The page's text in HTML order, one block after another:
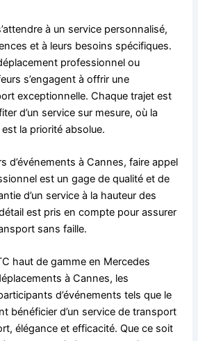
à un service personnalisé,
et à leurs besoins spécifiques.
professionnel ou
s’engagent à offrir une
exceptionnelle. Chaque trajet est
d’un service sur mesure, où la
la priorité absolue.
d’événements à Cannes, faire appel
est un gage de qualité et de
d’un service à la hauteur des
est pris en compte pour assurer
sans faille.
haut de gamme en Mercedes
à Cannes, les
d’événements tels que le
bénéficier d’un service de transport
élégance et efficacité. Que ce soit